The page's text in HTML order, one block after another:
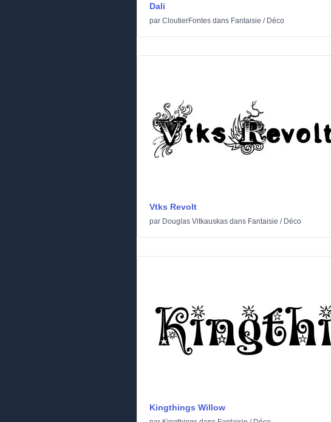
Dali
par CloutierFontes dans Fantaisie / Déco
Vtks Revolt
par Douglas Vitkauskas dans Fantaisie / Déco
Kingthings Willow